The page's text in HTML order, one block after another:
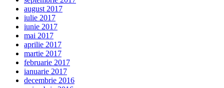
august 2017
iulie 2017
iunie 2017
mai 2017
aprilie 2017
martie 2017
februarie 2017
ianuarie 2017
decembrie 2016